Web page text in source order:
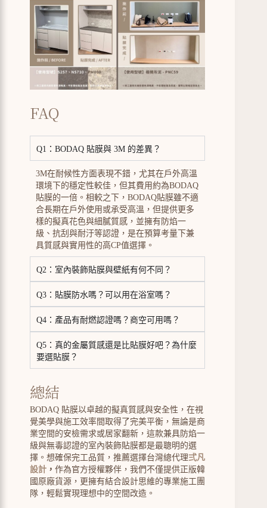
FAQ
Q1：BODAQ 貼膜與 3M 的差異？
3M在耐候性方面表現不錯，尤其在戶外高溫
環境下的穩定性較佳，但其費用約為BODAQ
貼膜的一倍。相較之下，BODAQ貼膜雖不適
合長期在戶外使用或承受高溫，但提供更多
樣的擬真花色與細膩質感，並擁有防焰一
級、抗刮與耐汙等認證，是在預算考量下兼
具質感與實用性的高CP值選擇。
Q2：室內裝飾貼膜與壁紙有何不同？
Q3：貼膜防水嗎？可以用在浴室嗎？
Q4：產品有耐燃認證嗎？商空可用嗎？
Q5：真的金屬質感還是比貼膜好吧？為什麼
要選貼膜？
總結
BODAQ 貼膜以卓越的擬真質感與安全性，在視
覺美學與施工效率間取得了完美平衡，無論是商
業空間的安檢需求或居家翻新，這款兼具防焰一
級與無毒認證的室內裝飾貼膜都是最聰明的選
擇。想確保完工品質，推薦選擇台灣總代理弍凡
設計 ， 作為官方授權夥伴，我們不僅提供正版韓
國原廠貨源，更擁有結合設計思維的專業施工團
隊，輕鬆實現理想中的空間改造。